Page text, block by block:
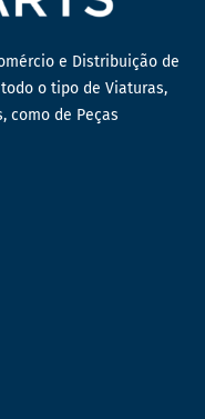
e Distribuição de
o tipo de Viaturas,
como de Peças